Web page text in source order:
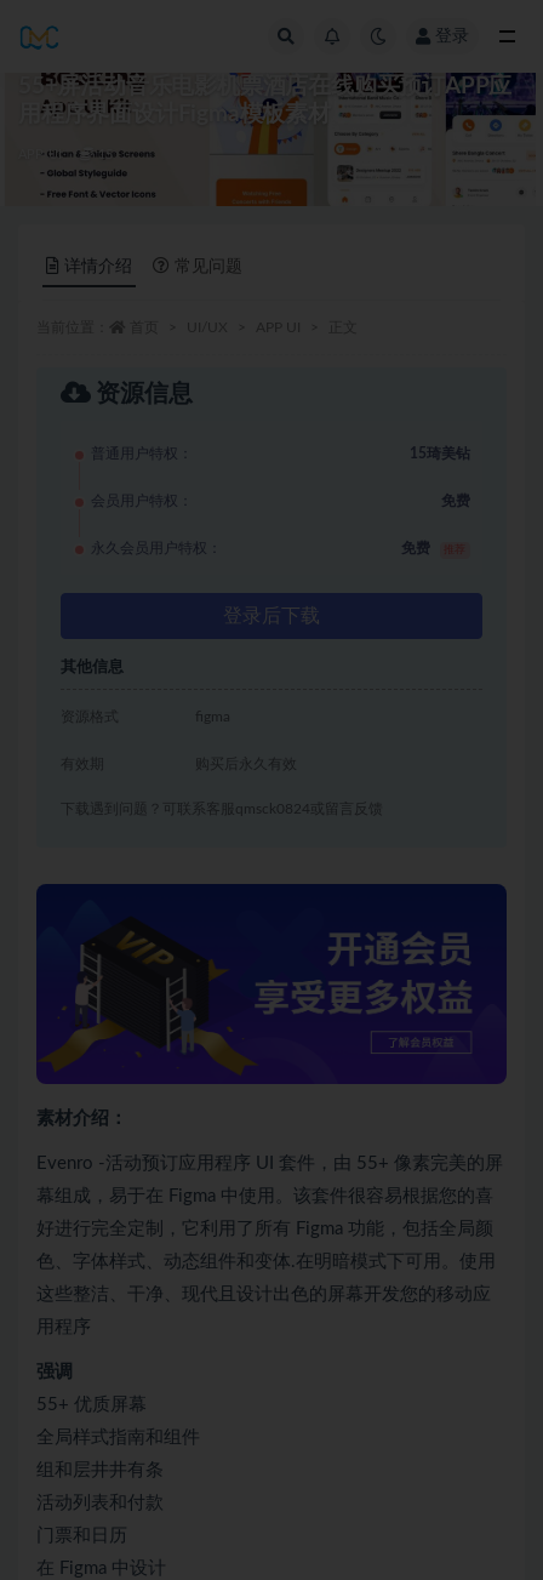
登录
55+屏活动音乐电影机票酒店在线购买预订APP应
用程序界面设计Figma模板素材
APP UI 15
详情介绍 常见问题
资源信息
普通用户特权： 15琦美钻
会员用户特权： 免费
永久会员用户特权： 免费
登录后下载
其他信息
资源格式 figma
有效期 购买后永久有效
下载遇到问题？可联系客服qmsck0824或留言反馈
素材介绍：
Evenro -活动预订应用程序 UI 套件，由 55+ 像素完美的屏
幕组成，易于在 Figma 中使用。该套件很容易根据您的喜
好进行完全定制，它利用了所有 Figma 功能，包括全局颜
色、字体样式、动态组件和变体.在明暗模式下可用。使用
这些整洁、干净、现代且设计出色的屏幕开发您的移动应
用程序
强调
55+ 优质屏幕
全局样式指南和组件
组和层井井有条
活动列表和付款
门票和日历
在 Figma 中设计